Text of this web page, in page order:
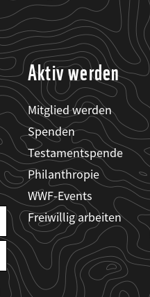
Aktiv werden
Mitglied werden
Spenden
Testamentspende
Philanthropie
WWF-Events
Freiwillig arbeiten